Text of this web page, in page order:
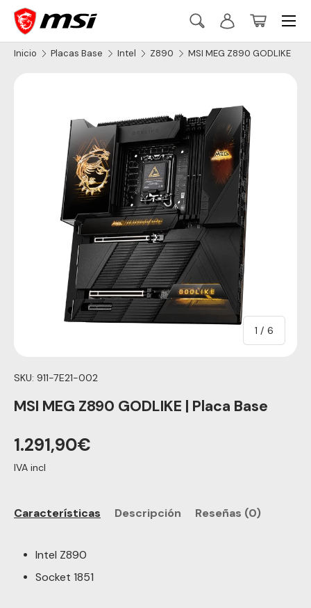
Ir al contenido
Buscar
Buscar
BuscarIniciar sesión
Cesta
Menú
Inicio Placas Base Intel Z890 MSI MEG Z890 GODLIKE
1 / de
6
SKU: 911-7E21-002
MSI MEG Z890 GODLIKE | Placa Base
1.291,90€
IVA incl
Características Descripción Reseñas (0)
Intel Z890
Socket 1851